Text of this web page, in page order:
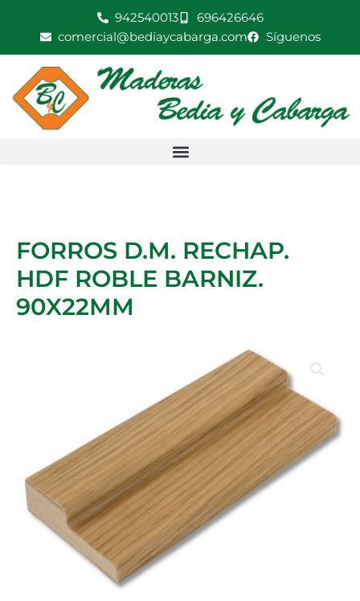
942540013
696426646
comercial@bediaycabarga.com
Síguenos
FORROS D.M. RECHAP.
HDF ROBLE BARNIZ.
90X22MM